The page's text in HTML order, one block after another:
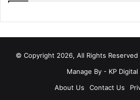
© Copyright 2026, All Rights
Manage By - KP
About Us
Contact Us